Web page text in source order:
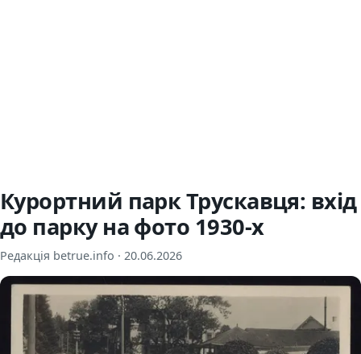
Курортний парк Трускавця: вхід
до парку на фото 1930-х
Редакція betrue.info · 20.06.2026